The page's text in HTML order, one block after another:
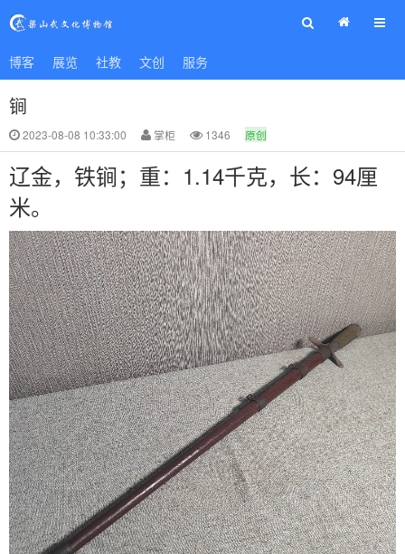
◄ 首页 征集 研究 展览 社教
博客 展览 社教 文创 服务
锏
2023-08-08 10:33:00 掌柜 1346 原创
辽金，铁锏；重：1.14千克，长：94厘
米。